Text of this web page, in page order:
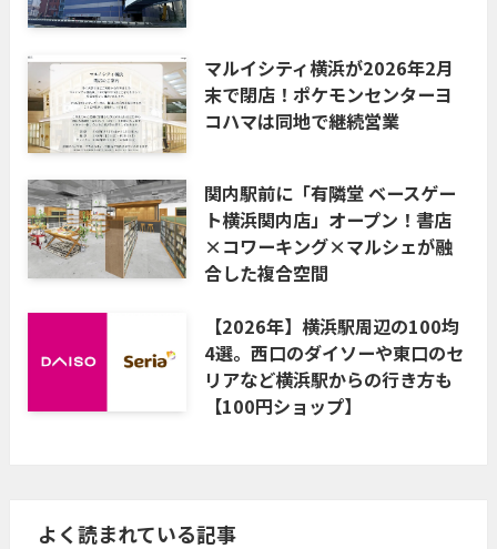
マルイシティ横浜が2026年2月
末で閉店！ポケモンセンターヨ
コハマは同地で継続営業
関内駅前に「有隣堂 ベースゲー
ト横浜関内店」オープン！書店
×コワーキング×マルシェが融
合した複合空間
【2026年】横浜駅周辺の100均
4選。西口のダイソーや東口のセ
リアなど横浜駅からの行き方も
【100円ショップ】
よく読まれている記事